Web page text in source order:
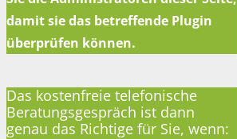
damit sie das betreffende Plugin
überprüfen können.
Das kostenfreie telefonische
Beratungsgespräch ist dann
genau das Richtige für Sie, wenn: